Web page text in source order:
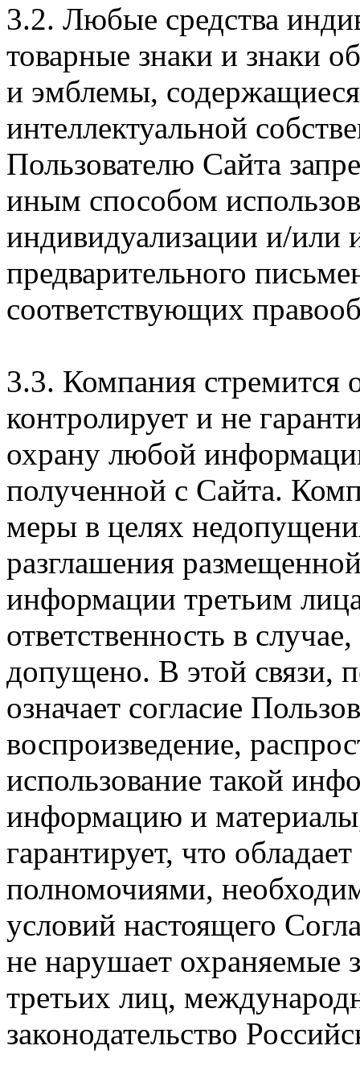
3.2. Любые средства
товарные знаки и знаки
и эмблемы,
интеллектуальной
Пользователю Сайта
иным способом
индивидуализации и/или
предварительного
соответствующих
3.3. Компания стремится
контролирует и не
охрану любой
полученной с Сайта.
меры в целях
разглашения
информации третьим
ответственность в
допущено. В этой связи,
означает согласие
воспроизведение,
использование такой
информацию и
гарантирует, что
полномочиями,
условий настоящего
не нарушает охраняемые
третьих лиц,
законодательство